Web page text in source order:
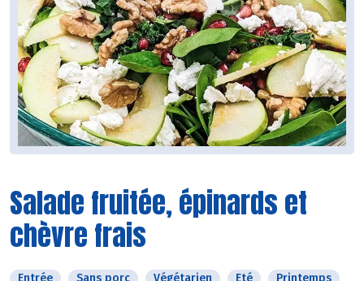
Salade fruitée, épinards et
chèvre frais